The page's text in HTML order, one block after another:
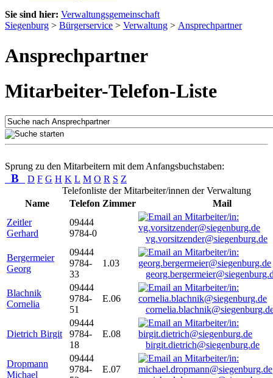
Sie sind hier: Verwaltungsgemeinschaft
Siegenburg > Bürgerservice > Verwaltung > Ansprechpartner
Ansprechpartner
Mitarbeiter-Telefon-Liste
Sprung zu den Mitarbeitern mit dem Anfangsbuchstaben:
B D F G H K L M O R S Z
Telefonliste der Mitarbeiter/innen der Verwaltung
Name
Telefon Zimmer
Mail
Zeitler
Gerhard
09444
9784-0
vg.vorsitzender@siegenburg.de
Bergermeier
Georg
09444
9784-
33
1.03
Blachnik
Cornelia
09444
9784-
51
E.06
Dietrich Birgit
09444
9784-
18
E.08
birgit.dietrich@siegenburg.de
Dropmann
Michael
09444
9784-
E.07